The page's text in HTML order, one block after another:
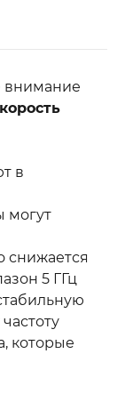
внимание
в
могут
снижается
5 ГГц
которые